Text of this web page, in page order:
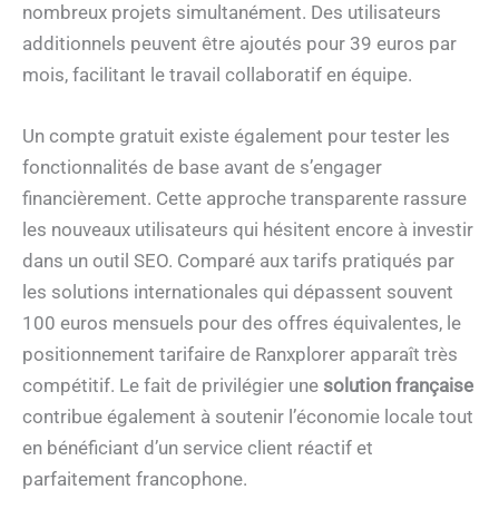
nombreux projets simultanément. Des utilisateurs
additionnels peuvent être ajoutés pour 39 euros par
mois, facilitant le travail collaboratif en équipe.
Un compte gratuit existe également pour tester les
fonctionnalités de base avant de s’engager
financièrement. Cette approche transparente rassure
les nouveaux utilisateurs qui hésitent encore à investir
dans un outil SEO. Comparé aux tarifs pratiqués par
les solutions internationales qui dépassent souvent
100 euros mensuels pour des offres équivalentes, le
positionnement tarifaire de Ranxplorer apparaît très
compétitif. Le fait de privilégier une solution française
contribue également à soutenir l’économie locale tout
en bénéficiant d’un service client réactif et
parfaitement francophone.